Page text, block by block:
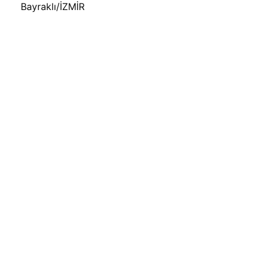
Bayraklı/İZMİR